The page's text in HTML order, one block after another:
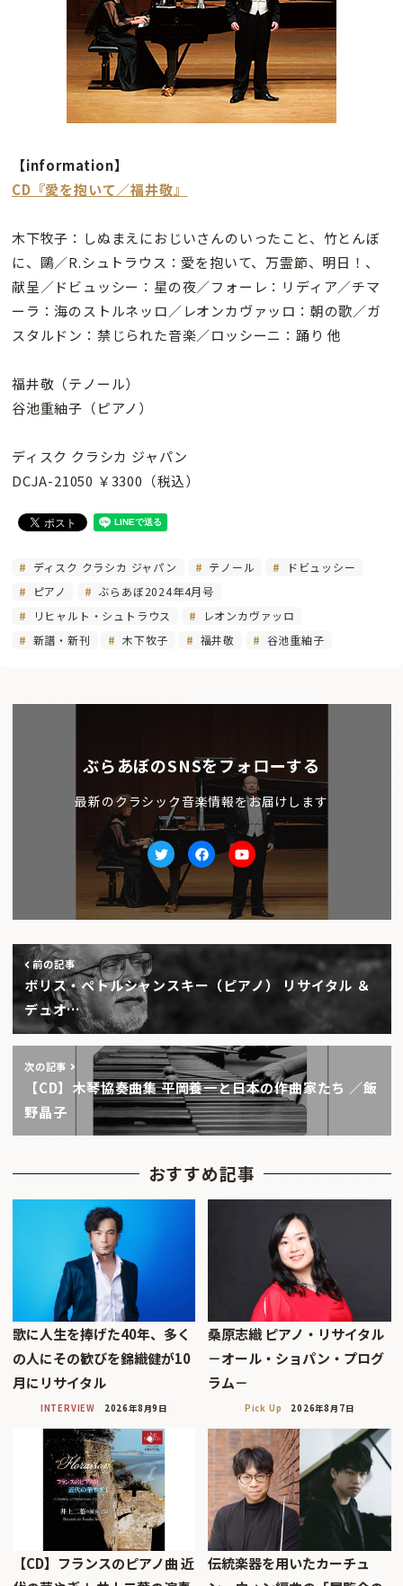
【information】
CD『愛を抱いて／福井敬』
木下牧子：しぬまえにおじいさんのいったこと、竹とんぼ
に、鷗／R.シュトラウス：愛を抱いて、万霊節、明日！、
献呈／ドビュッシー：星の夜／フォーレ：リディア／チマ
ーラ：海のストルネッロ／レオンカヴァッロ：朝の歌／ガ
スタルドン：禁じられた音楽／ロッシーニ：踊り 他
福井敬（テノール）
谷池重紬子（ピアノ）
ディスク クラシカ ジャパン
DCJA-21050 ￥3300（税込）
ディスク クラシカ ジャパン テノール
ドビュッシー
ピアノ
ぶらあぼ2024年4月号
リヒャルト・シュトラウス
レオンカヴァッロ
新譜・新刊
木下牧子 福井敬 谷池重紬子
ぶらあぼのSNSをフォローする
最新のクラシック音楽情報をお届けします
TwitterfacebookYoutube
前の記事
ボリス・ペトルシャンスキー（ピアノ） リサイタル ＆
デュオ…
次の記事
【CD】木琴協奏曲集 平岡養一と日本の作曲家たち ／飯
野晶子
おすすめ記事
歌に人生を捧げた40年、多く
の人にその歓びを錦織健が10
月にリサイタル
INTERVIEW 2026年8月9日
桑原志織 ピアノ・リサイタル
－オール・ショパン・プログ
ラム－
Pick Up 2026年8月7日
【CD】フランスのピアノ曲 近
伝統楽器を用いたカーチュ